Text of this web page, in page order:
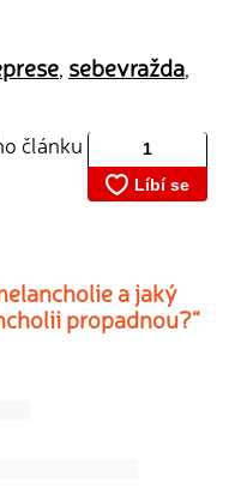
sebevražda
článku
a jaký
propadnou?“